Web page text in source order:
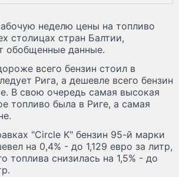
неделю цены на топливо
столицах стран Балтии,
обобщенные данные.
всего бензин стоил в
Рига, а дешевле всего бензин
В свою очередь самая высокая
топливо была в Риге, а самая
"Circle K" бензин 95-й марки
на 0,4% - до 1,129 евро за литр,
топлива снизилась на 1,5% - до